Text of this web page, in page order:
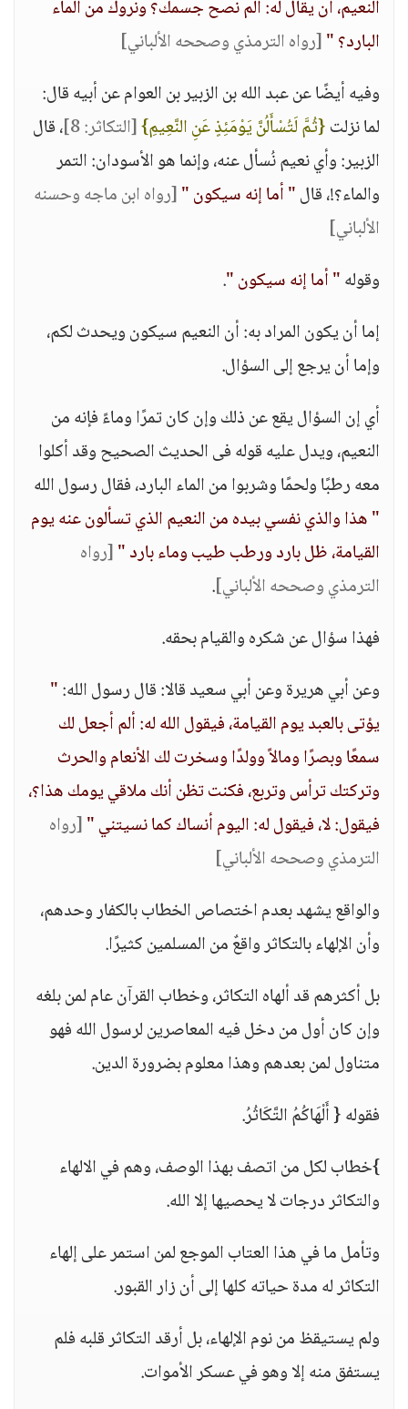
النعيم، أن يقال له: ألم نصح جسمك؟ ونروك من الماء
البارد؟ "[رواه الترمذي وصححه الألباني]
وفيه أيضًا عن عبد الله بن الزبير بن العوام عن أبيه قال:
لما نزلت{ثُمَّ لَتُسْأَلُنَّ يَوْمَئِذٍ عَنِ النَّعِيمِ}[التكاثر: 8]
، قال
الزبير: وأي نعيم نُسأل عنه، وإنما هو الأسودان: التمر
والماء؟!، قال" أما إنه سيكون "[رواه ابن ماجه وحسنه
الألباني]
وقوله" أما إنه سيكون ".
إما أن يكون المراد به: أن النعيم سيكون ويحدث لكم،
وإما أن يرجع إلى السؤال.
أي إن السؤال يقع عن ذلك وإن كان تمرًا وماءً فإنه من
النعيم، ويدل عليه قوله فى الحديث الصحيح وقد أكلوا
معه رطبًا ولحمًا وشربوا من الماء البارد، فقال رسول الله
" هذا والذي نفسي بيده من النعيم الذي تسألون عنه يوم
القيامة، ظل بارد ورطب طيب وماء بارد "[رواه
الترمذي وصححه الألباني].
فهذا سؤال عن شكره والقيام بحقه.
وعن أبي هريرة وعن أبي سعيد قالا: قال رسول الله:"
يؤتى بالعبد يوم القيامة، فيقول الله له: ألم أجعل لك
سمعًا وبصرًا ومالاً وولدًا وسخرت لك الأنعام والحرث
وتركتك ترأس وتربع، فكنت تظن أنك ملاقي يومك هذا؟،
فيقول: لا، فيقول له: اليوم أنساك كما نسيتني "[رواه
الترمذي وصححه الألباني]
والواقع يشهد بعدم اختصاص الخطاب بالكفار وحدهم،
وأن الإلهاء بالتكاثر واقعٌ من المسلمين كثيرًا.
بل أكثرهم قد ألهاه التكاثر، وخطاب القرآن عام لمن بلغه
وإن كان أول من دخل فيه المعاصرين لرسول الله فهو
متناول لمن بعدهم وهذا معلوم بضرورة الدين.
فقوله { أَلْهَاكُمُ التَّكَاثُرُ.
}خطاب لكل من اتصف بهذا الوصف، وهم في الالهاء
والتكاثر درجات لا يحصيها إلا الله.
وتأمل ما في هذا العتاب الموجع لمن استمر على إلهاء
التكاثر له مدة حياته كلها إلى أن زار القبور.
ولم يستيقظ من نوم الإلهاء، بل أرقد التكاثر قلبه فلم
يستفق منه إلا وهو في عسكر الأموات.